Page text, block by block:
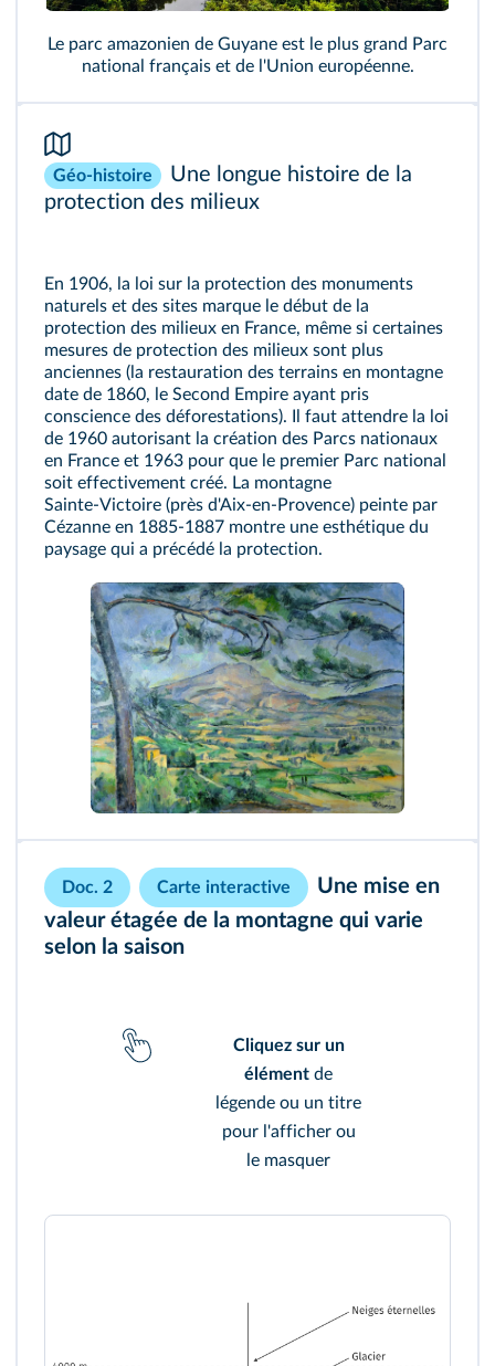
Le parc amazonien de Guyane est le plus grand Parc
national français et de l'Union européenne.
Géo-histoire
Une longue histoire de la
protection des milieux
En 1906, la loi sur la protection des monuments
naturels et des sites marque le début de la
protection des milieux en France, même si certaines
mesures de protection des milieux sont plus
anciennes (la restauration des terrains en montagne
date de 1860, le Second Empire ayant pris
conscience des déforestations). Il faut attendre la loi
de 1960 autorisant la création des Parcs nationaux
en France et 1963 pour que le premier Parc national
soit effectivement créé. La montagne
Sainte‑Victoire (près d'Aix‑en‑Provence) peinte par
Cézanne en 1885‑1887 montre une esthétique du
paysage qui a précédé la protection.
Doc. 2 Carte interactive
Une mise en
valeur étagée de la montagne qui varie
selon la saison
Cliquez sur un
élément de
légende ou un titre
pour l'afficher ou
le masquer